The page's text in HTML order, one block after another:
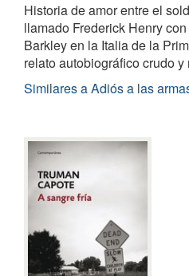
Historia de amor entre el
llamado Frederick Henry
Barkley en la Italia de la
relato autobiográfico crudo y
Similares a Adiós a las